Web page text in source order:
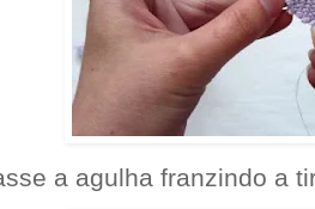
a agulha franzindo a